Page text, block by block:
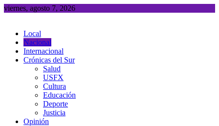
Saltar
viernes, agosto 7, 2026
Local
Nacional
Internacional
Crónicas del Sur
Salud
USFX
Cultura
Educación
Deporte
Justicia
Opinión